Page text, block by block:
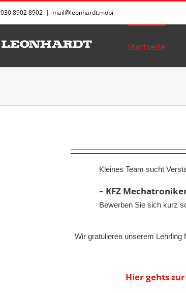
030 8902 8902 | mail@leonhardt.mobi
Startseite
Kleines Team sucht
– KFZ
Bewerben Sie sich kurz
Wir gratulieren unserem
Hier gehts